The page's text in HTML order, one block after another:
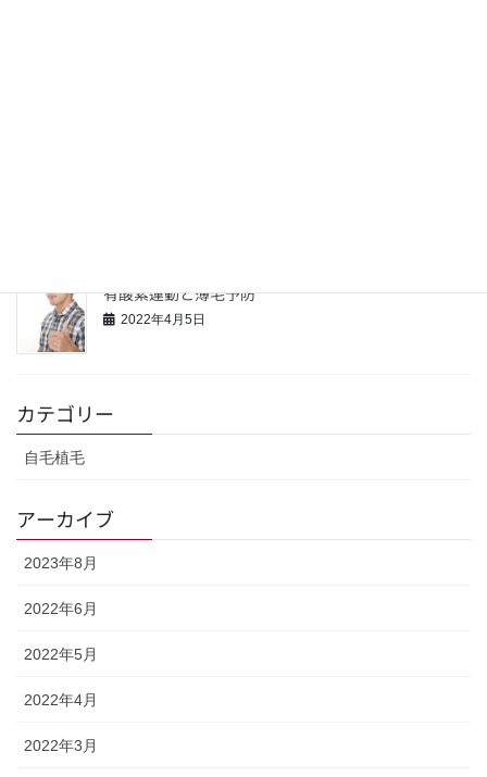
有酸素運動と薄毛予防
2022年4月5日
カテゴリー
自毛植毛
アーカイブ
2023年8月
2022年6月
2022年5月
2022年4月
2022年3月